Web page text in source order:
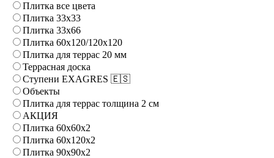
Плитка все цвета
Плитка 33x33
Плитка 33x66
Плитка 60x120/120x120
Плитка для террас 20 мм
Террасная доска
Ступени EXAGRES 🇪🇸
Объекты
Плитка для террас толщина 2 см
АКЦИЯ
Плитка 60x60x2
Плитка 60x120x2
Плитка 90x90x2